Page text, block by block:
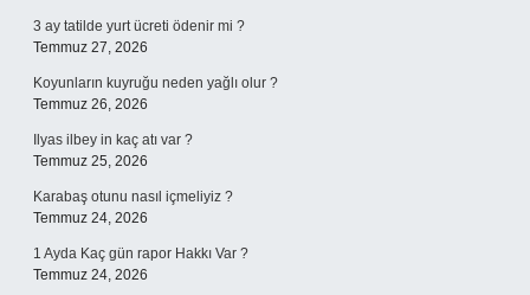
3 ay tatilde yurt ücreti ödenir mi ?
Temmuz 27, 2026
Koyunların kuyruğu neden yağlı olur ?
Temmuz 26, 2026
Ilyas ilbey in kaç atı var ?
Temmuz 25, 2026
Karabaş otunu nasıl içmeliyiz ?
Temmuz 24, 2026
1 Ayda Kaç gün rapor Hakkı Var ?
Temmuz 24, 2026